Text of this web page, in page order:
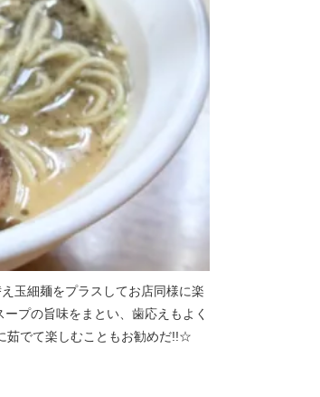
玉細麺をプラスしてお店同様に楽
プの旨味をまとい、歯応えもよく
茹でて楽しむこともお勧めだ!!☆